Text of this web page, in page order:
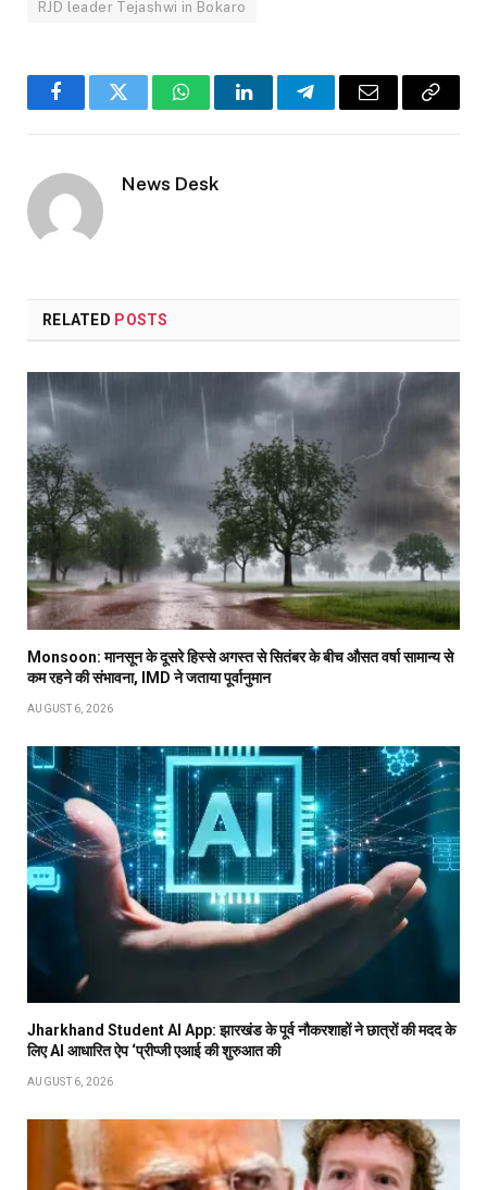
RJD leader Tejashwi in Bokaro
FacebookTwitter WhatsAppLinkedInTelegramEmail
Copy
News Desk
RELATED POSTS
Monsoon: मानसून के दूसरे हिस्से अगस्त से सितंबर के बीच औसत वर्षा सामान्य से
कम रहने की संभावना, IMD ने जताया पूर्वानुमान
AUGUST 6, 2026
Jharkhand Student AI App: झारखंड के पूर्व नौकरशाहों ने छात्रों की मदद के
लिए AI आधारित ऐप ‘प्रीप्जी एआई की शुरुआत की
AUGUST 6, 2026